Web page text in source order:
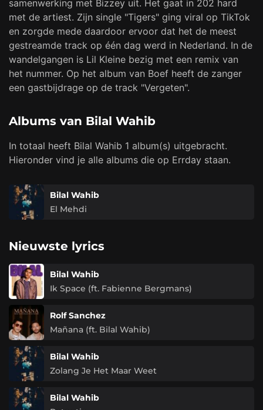
samenwerking met Bizzey uit. Het gaat in 202 hard
met de artiest. Zijn single "Tigers" ging viral op TikTok
en zorgde mede daardoor ervoor dat het de meest
gestreamde track op één dag werd in Nederland. In de
wandelgangen is Lil Kleine bezig met een remix van
het nummer. Op het album van Boef heeft de zanger
een gastbijdrage op de track "Vergeten".
Albums van Bilal Wahib
In totaal heeft Bilal Wahib 1 album(s) uitgebracht.
Hieronder vind je alle albums die op Errday staan.
Bilal Wahib
El Mehdi
Nieuwste lyrics
Bilal Wahib
Ik Space (ft. Fabienne Bergmans)
Rolf Sanchez
Mañana (ft. Bilal Wahib)
Bilal Wahib
Zolang Je Het Maar Weet
Bilal Wahib